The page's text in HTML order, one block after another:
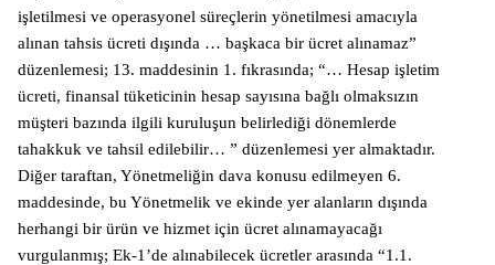
işletilmesi ve operasyonel süreçlerin yönetilmesi amacıyla
alınan tahsis ücreti dışında … başkaca bir ücret alınamaz”
düzenlemesi; 13. maddesinin 1. fıkrasında; “… Hesap işletim
ücreti, finansal tüketicinin hesap sayısına bağlı olmaksızın
müşteri bazında ilgili kuruluşun belirlediği dönemlerde
tahakkuk ve tahsil edilebilir… ” düzenlemesi yer almaktadır.
Diğer taraftan, Yönetmeliğin dava konusu edilmeyen 6.
maddesinde, bu Yönetmelik ve ekinde yer alanların dışında
herhangi bir ürün ve hizmet için ücret alınamayacağı
vurgulanmış; Ek-1’de alınabilecek ücretler arasında “1.1.